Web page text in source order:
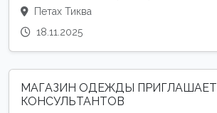
Петах Тиква
18.11.2025
МАГАЗИН ОДЕЖДЫ ПРИГЛАШАЕТ
КОНСУЛЬТАНТОВ